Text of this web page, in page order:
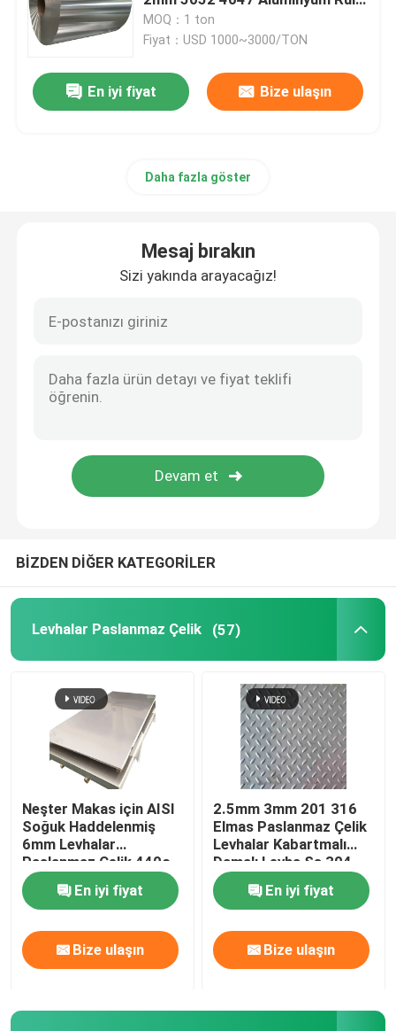
Alüminyum tabakası
Alüminyum alaşımlı ürünler
Karbon Çelik Boru
Paslanmaz Çelik Boru Boru
Paslanmaz Çelik Çubuk
Bakır alaşımlı ürünler
Galvanizli Çelik Rulo
Rulo
MOQ：1 ton
Fiyat：USD 1000~3000/TON
En iyi fiyat Bize ulaşın
Daha fazla göster
Mesaj bırakın
Sizi yakında arayacağız!
BİZDEN DİĞER KATEGORİLER
Levhalar Paslanmaz Çelik (57)
Neşter Makas için AISI
Soğuk Haddelenmiş
6mm Levhalar
Paslanmaz Çelik 440c
Çelik Levha
En iyi fiyat
Bize ulaşın
2.5mm 3mm 201 316
Elmas Paslanmaz Çelik
Levhalar Kabartmalı
Damalı Levha Ss 304
En iyi fiyat
Bize ulaşın